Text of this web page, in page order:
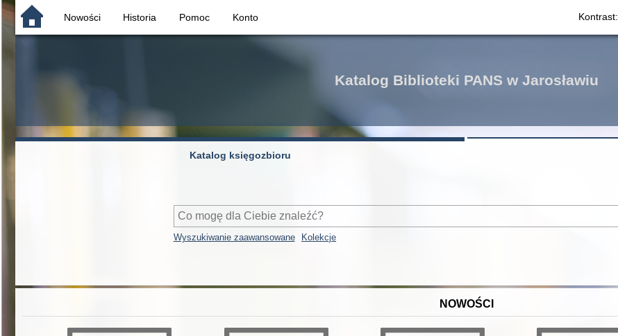
Nowości Historia Pomoc Konto Kontrast:
Katalog Biblioteki PANS w Jarosławiu
Katalog księgozbioru
Wyszukiwanie zaawansowane Kolekcje
NOWOŚCI